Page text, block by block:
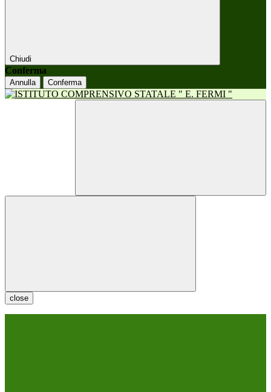
Chiudi
Conferma
Annulla Conferma
close